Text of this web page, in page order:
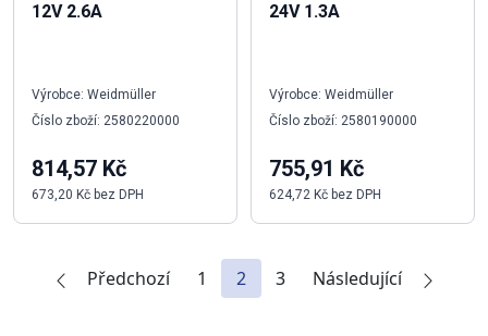
12V 2.6A
Výrobce: Weidmüller
Číslo zboží: 2580220000
814,57 Kč
673,20 Kč bez DPH
24V 1.3A
Výrobce: Weidmüller
Číslo zboží: 2580190000
755,91 Kč
624,72 Kč bez DPH
Předchozí 1 2 3 Následující